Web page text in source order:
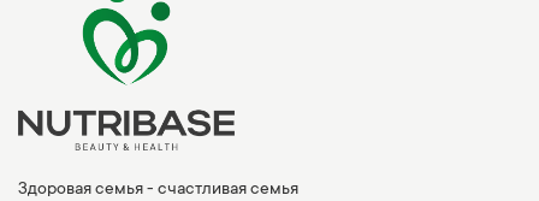
Здоровая семья - счастливая семья